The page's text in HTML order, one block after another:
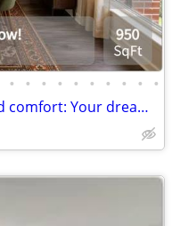
• • • • • • • • • •
Unmatched design, unparalleled comfort: Your dream 2 BR is here.